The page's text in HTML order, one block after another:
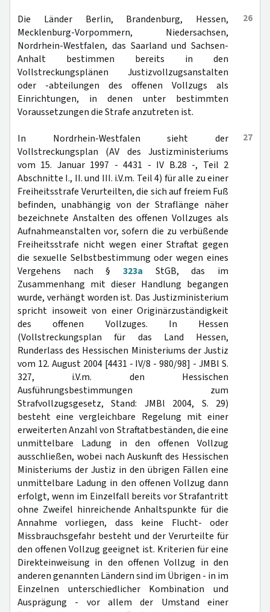
26
Die Länder Berlin, Brandenburg, Hessen,
Mecklenburg-Vorpommern, Niedersachsen,
Nordrhein-Westfalen, das Saarland und Sachsen-
Anhalt bestimmen bereits in den
Vollstreckungsplänen Justizvollzugsanstalten
oder -abteilungen des offenen Vollzugs als
Einrichtungen, in denen unter bestimmten
Voraussetzungen die Strafe anzutreten ist.
27
In Nordrhein-Westfalen sieht der
Vollstreckungsplan (AV des Justizministeriums
vom 15. Januar 1997 - 4431 - IV B.28 -, Teil 2
Abschnitte I., II. und III. i.V.m. Teil 4) für alle zu einer
Freiheitsstrafe Verurteilten, die sich auf freiem Fuß
befinden, unabhängig von der Straflänge näher
bezeichnete Anstalten des offenen Vollzuges als
Aufnahmeanstalten vor, sofern die zu verbüßende
Freiheitsstrafe nicht wegen einer Straftat gegen
die sexuelle Selbstbestimmung oder wegen eines
Vergehens nach § 323a StGB, das im
Zusammenhang mit dieser Handlung begangen
wurde, verhängt worden ist. Das Justizministerium
spricht insoweit von einer Originärzuständigkeit
des offenen Vollzuges. In Hessen
(Vollstreckungsplan für das Land Hessen,
Runderlass des Hessischen Ministeriums der Justiz
vom 12. August 2004 [4431 - IV/8 - 980/98] - JMBl S.
327, i.V.m. den Hessischen
Ausführungsbestimmungen zum
Strafvollzugsgesetz, Stand: JMBl 2004, S. 29)
besteht eine vergleichbare Regelung mit einer
erweiterten Anzahl von Straftatbeständen, die eine
unmittelbare Ladung in den offenen Vollzug
ausschließen, wobei nach Auskunft des Hessischen
Ministeriums der Justiz in den übrigen Fällen eine
unmittelbare Ladung in den offenen Vollzug dann
erfolgt, wenn im Einzelfall bereits vor Strafantritt
ohne Zweifel hinreichende Anhaltspunkte für die
Annahme vorliegen, dass keine Flucht- oder
Missbrauchsgefahr besteht und der Verurteilte für
den offenen Vollzug geeignet ist. Kriterien für eine
Direkteinweisung in den offenen Vollzug in den
anderen genannten Ländern sind im Übrigen - in im
Einzelnen unterschiedlicher Kombination und
Ausprägung - vor allem der Umstand einer